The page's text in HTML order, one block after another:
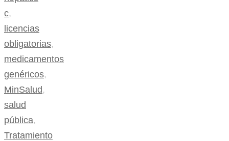
c,
licencias
obligatorias,
medicamentos
genéricos,
MinSalud,
salud
pública,
Tratamiento